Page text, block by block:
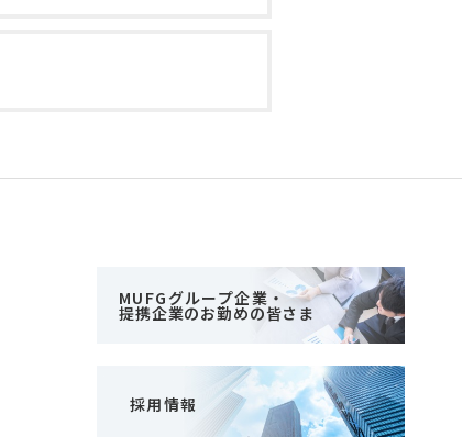
MUFGグループ企業・
提携企業のお勤めの皆さま
採用情報